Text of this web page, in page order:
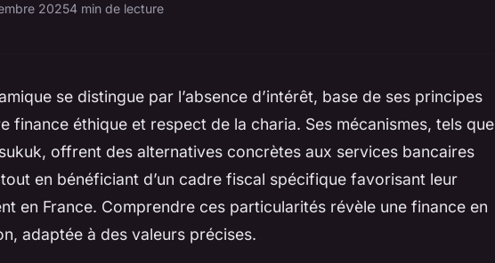
20254 min de lecture
se distingue par l’absence d’intérêt, base de ses principes
finance éthique et respect de la charia. Ses mécanismes, tels que
offrent des alternatives concrètes aux services bancaires
en bénéficiant d’un cadre fiscal spécifique favorisant leur
en France. Comprendre ces particularités révèle une finance en
adaptée à des valeurs précises.